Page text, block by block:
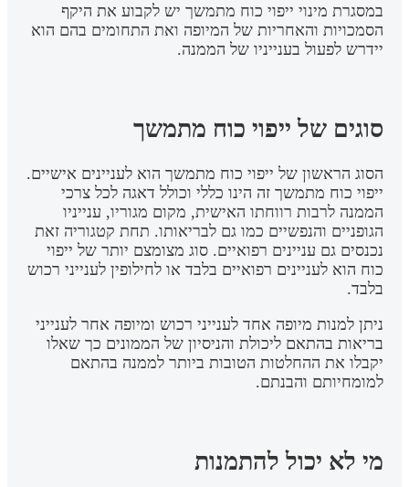
במסגרת מינוי ייפוי כוח מתמשך יש לקבוע את היקף
הסמכויות והאחריות של המיופה ואת התחומים בהם הוא
יידרש לפעול בענייניו של הממנה.
סוגים של ייפוי כוח מתמשך
הסוג הראשון של ייפוי כוח מתמשך הוא לעניינים אישיים.
ייפוי כוח מתמשך זה הינו כללי וכולל דאגה לכל צרכי
הממנה לרבות רווחתו האישית, מקום מגוריו, ענייניו
הגופניים והנפשיים כמו גם לבריאותו. תחת קטגוריה זאת
נכנסים גם עניינים רפואיים. סוג מצומצם יותר של ייפוי
כוח הוא לעניינים רפואיים בלבד או לחילופין לענייני רכוש
בלבד.
ניתן למנות מיופה אחד לענייני רכוש ומיופה אחר לענייני
בריאות בהתאם ליכולת והניסיון של הממונים כך שאלו
יקבלו את ההחלטות הטובות ביותר לממנה בהתאם
למומחיותם והבנתם.
מי לא יכול להתמנות